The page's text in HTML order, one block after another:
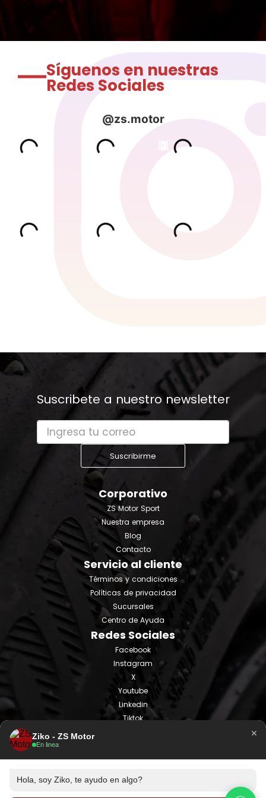
Síguenos en nuestras
Redes Sociales
Suscribete a nuestro newsletter
Suscribirme
Corporativo
ZS Motor Sport
Nuestra empresa
Blog
Contacto
Servicio al cliente
Términos y condiciones
Políticas de privacidad
Sucursales
Centro de Ayuda
Redes Sociales
Facebook
Instagram
X
Youtube
Linkedin
Tiktok
Ziko - ZS Motor
En linea
×
Hola, soy Ziko, te ayudo en algo?